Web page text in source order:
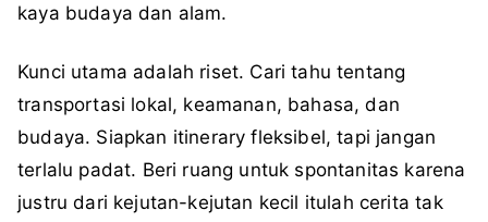
kaya budaya dan alam.
Kunci utama adalah riset. Cari tahu tentang
transportasi lokal, keamanan, bahasa, dan
budaya. Siapkan itinerary fleksibel, tapi jangan
terlalu padat. Beri ruang untuk spontanitas karena
justru dari kejutan-kejutan kecil itulah cerita tak